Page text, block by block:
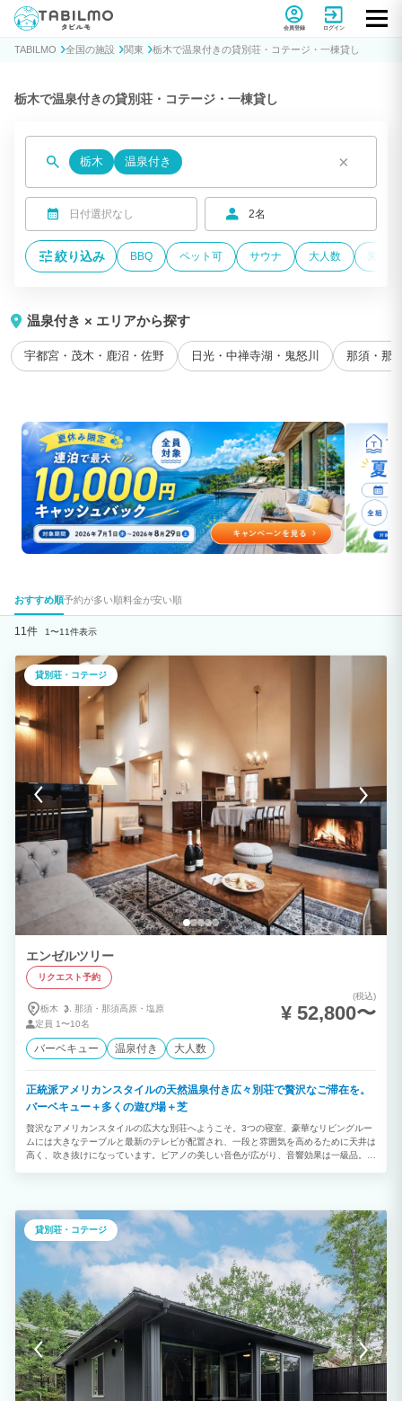
貸別荘コテージ・一棟貸し宿泊予約サイトTABILMO(タビルモ)
会員登録 ログイン
TABILMO 全国の施設 関東 栃木で温泉付きの貸別荘・コテージ・一棟貸し
栃木で温泉付きの貸別荘・コテージ・一棟貸し
栃木 温泉付き ×
日付選択なし 2名
絞り込み BBQ ペット可 サウナ 大人数 海が
温泉付き × エリアから探す
宇都宮・茂木・鹿沼・佐野 日光・中禅寺湖・鬼怒川 那須・那
おすすめ順予約が多い順料金が安い順
11件 1〜11件表示
貸別荘・コテージ
エンゼルツリー
リクエスト予約
栃木 那須・ 那須高原・ 塩原
定員 1〜10名
(税込)
¥ 52,800〜
バーベキュー 温泉付き 大人数
正統派アメリカンスタイルの天然温泉付き広々別荘で贅沢なご滞在を。
バーベキュー＋多くの遊び場＋芝
贅沢なアメリカンスタイルの広大な別荘へようこそ。3つの寝室、豪華なリビングルー
ムには大きなテーブルと最新のテレビが配置され、一段と雰囲気を高めるために天井は
高く、吹き抜けになっています。ピアノの美しい音色が広がり、音響効果は一級品。心
り、便利な食洗器も完備。滞在中はゆったりとした時間を過ごすことができ、手間いら
ずで快適な暮らしを体験できます。 広大なお庭も見逃せません。建物と同じくらい広
がる美しい庭には、開放感溢れる屋根付きガゼボ（東屋）があり、BBQやアウトドア
イベントが楽しめます。トランポリン、ボルダリング、平均台など、多彩なアクティビ
ティが用意されています。また広々とした芝生の上で、ベンチを東屋から出して、優雅
なカフェも。芝生でのキャンプの雰囲気を味わうこともできます。 贅沢な別荘での極
上のひと時をお楽しみください。
貸別荘・コテージ